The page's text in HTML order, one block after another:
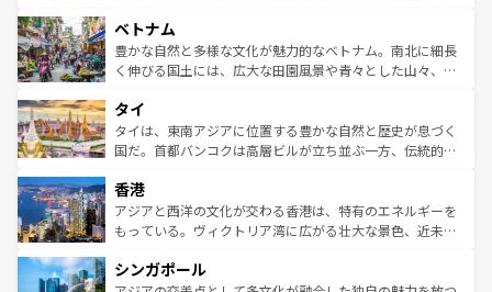
参照してほしい。
容にもいいと評判のスイーツなど、バラエティ豊かな料理
が味わえる。 なお、新着の台湾情報は コンテンツ一覧を参
照してほしい。
き、地方に足を延ばせば四季折々の自然美を楽しむことが
できる。そして、キムチや焼肉、絶品のストリートフード
まで、さまざまな韓国料理が待っている。夜には、韓国な
リティに包まれながら、韓国の多彩な魅力を心ゆくまで味
わってみてほしい。 なお、新着の韓国情報はコンテンツ一
覧を参照してほしい。
ベトナム
豊かな自然と多様な文化が魅力的なベトナム。南北に細長
く伸びる国土には、広大な田園風景や青々とした山々、世
急速な発展と共に伝統が息づく。ハノイの古い町並みやホ
ーチミン市のフランス統治時代の建物も、独特の雰囲気を
醸し出している。また、バラエティの豊かさとおいしさで
とつ。フォーやバインミー、ベトナムコーヒーなどは、ぜ
ひ現地で味わいたい。どの地域を訪れてもあたたかい人々
が旅行者を迎えてくれるので、きっと忘れられない旅にな
参照してほしい。
タイ
タイは、東南アジアに位置する豊かな自然と歴史が息づく
国だ。首都バンコクは高層ビルが立ち並ぶ一方、伝統的な
の活気が交差している。北部ではチェンマイなどの山岳地
帯で自然と触れ合い、南部ではプーケットやクラビの美し
いビーチでリゾート気分を楽しむことができる。タイ料理
激する。気候は一年中温暖で、どの季節にも異なる楽しみ
が待っている。親しみやすいタイの人々、仏教を中心とし
香港
アジアと西洋の文化が交わる香港は、特有のエネルギーを
もっている。ヴィクトリア湾に広がる壮大な景色、近未来
み、どこを訪れても感動するはず。観光スポットが密集し
シンガポール